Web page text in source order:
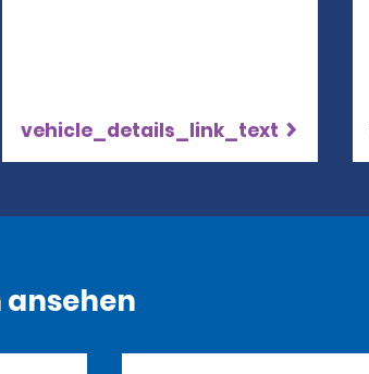
vehicle_details_link_text